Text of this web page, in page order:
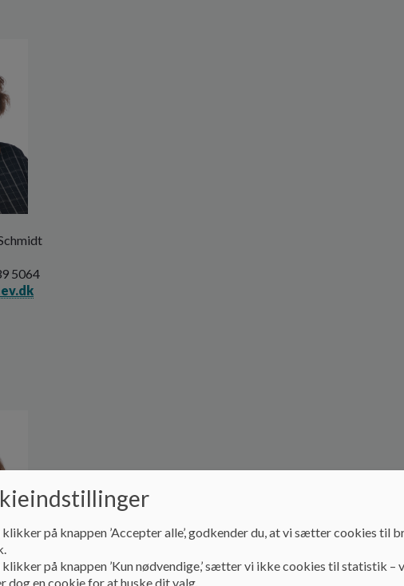
5064
på knappen ’Accepter alle’, godkender du, at vi sætter cookies til
på knappen ’Kun nødvendige,’ sætter vi ikke cookies til statistik –
dog en cookie for at huske dit valg.